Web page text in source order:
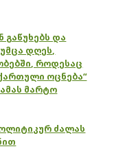
გაწუხებს და
დღეს,
როდესაც
ოცნება“
მარტო
ძალას